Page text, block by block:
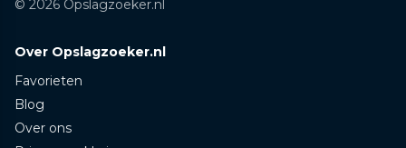
© 2026 Opslagzoeker.nl
Over Opslagzoeker.nl
Favorieten
Blog
Over ons